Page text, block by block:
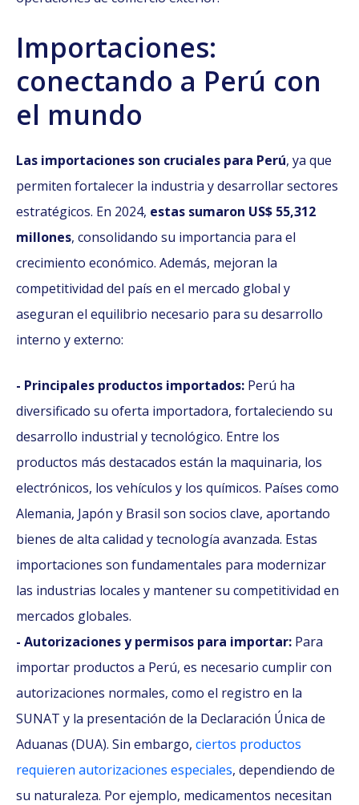
Importaciones:
conectando a Perú con
el mundo
Las importaciones son cruciales para Perú, ya que
permiten fortalecer la industria y desarrollar sectores
estratégicos. En 2024, estas sumaron US$ 55,312
millones, consolidando su importancia para el
crecimiento económico. Además, mejoran la
competitividad del país en el mercado global y
aseguran el equilibrio necesario para su desarrollo
interno y externo:
- Principales productos importados: Perú ha
diversificado su oferta importadora, fortaleciendo su
desarrollo industrial y tecnológico. Entre los
productos más destacados están la maquinaria, los
electrónicos, los vehículos y los químicos. Países como
Alemania, Japón y Brasil son socios clave, aportando
bienes de alta calidad y tecnología avanzada. Estas
importaciones son fundamentales para modernizar
las industrias locales y mantener su competitividad en
mercados globales.
- Autorizaciones y permisos para importar: Para
importar productos a Perú, es necesario cumplir con
autorizaciones normales, como el registro en la
SUNAT y la presentación de la Declaración Única de
Aduanas (DUA). Sin embargo, ciertos productos
requieren autorizaciones especiales, dependiendo de
su naturaleza. Por ejemplo, medicamentos necesitan